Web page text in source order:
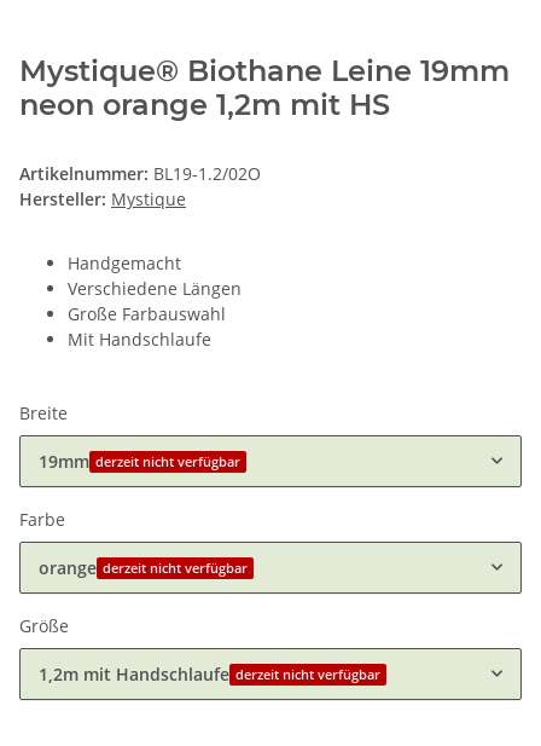
Mystique® Biothane Leine 19mm
neon orange 1,2m mit HS
Artikelnummer: BL19-1.2/02O
Hersteller: Mystique
Handgemacht
Verschiedene Längen
Große Farbauswahl
Mit Handschlaufe
Breite
19mm derzeit nicht verfügbar
Farbe
orange derzeit nicht verfügbar
Größe
1,2m mit Handschlaufe derzeit nicht verfügbar